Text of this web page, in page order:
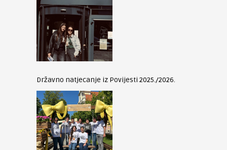
Državno natjecanje iz Povijesti 2025./2026.